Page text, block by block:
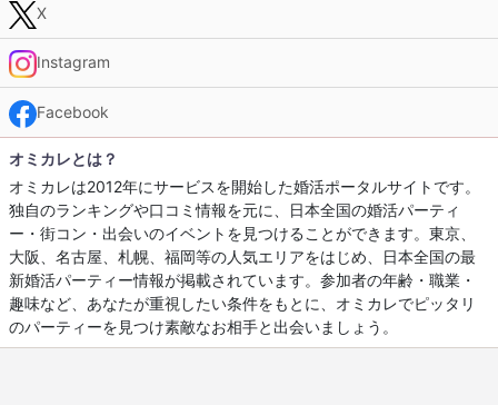
X
Instagram
Facebook
オミカレとは？
オミカレは2012年にサービスを開始した婚活ポータルサイトです。
独自のランキングや口コミ情報を元に、日本全国の婚活パーティ
ー・街コン・出会いのイベントを見つけることができます。東京、
大阪、名古屋、札幌、福岡等の人気エリアをはじめ、日本全国の最
新婚活パーティー情報が掲載されています。参加者の年齢・職業・
趣味など、あなたが重視したい条件をもとに、オミカレでピッタリ
のパーティーを見つけ素敵なお相手と出会いましょう。